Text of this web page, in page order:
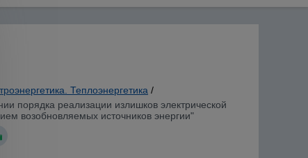
Теплоэнергетика /
порядка реализации излишков электрической
возобновляемых источников энергии"